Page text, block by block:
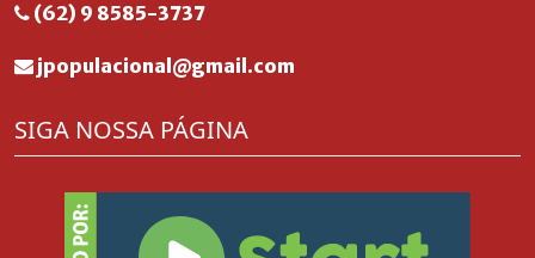
(62) 9 8585-3737
jpopulacional@gmail.com
SIGA NOSSA PÁGINA